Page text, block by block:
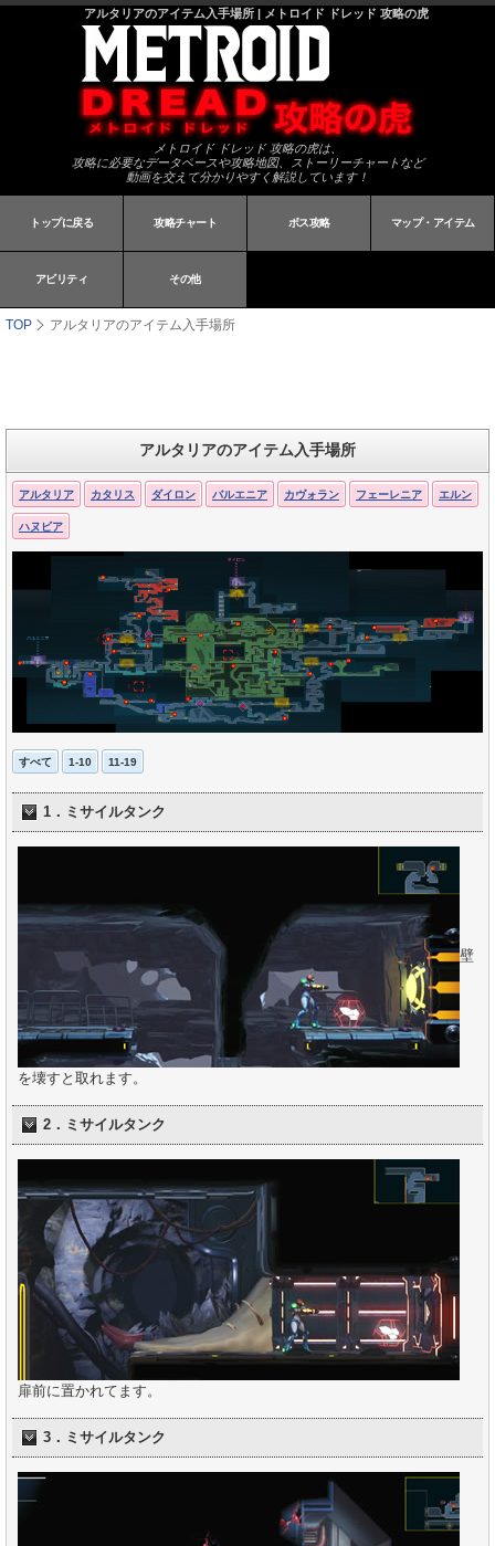
アルタリアのアイテム入手場所 | メトロイド ドレッド 攻略の虎
メトロイド ドレッド 攻略の虎は、
攻略に必要なデータベースや攻略地図、ストーリーチャートなど
動画を交えて分かりやすく解説しています！
トップに戻る 攻略チャート ボス攻略 マップ・アイテム
アビリティ その他
TOP アルタリアのアイテム入手場所
アルタリアのアイテム入手場所
アルタリア カタリス ダイロン バルエニア カヴォラン フェーレニア エルン
ハヌビア
すべて 1-10 11-19
1．ミサイルタンク
壁
を壊すと取れます。
2．ミサイルタンク
扉前に置かれてます。
3．ミサイルタンク